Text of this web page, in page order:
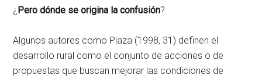
¿ Pero dónde se origina la confusión?
Algunos autores como Plaza (1998, 31) definen el
desarrollo rural como el conjunto de acciones o de
propuestas que buscan mejorar las condiciones de